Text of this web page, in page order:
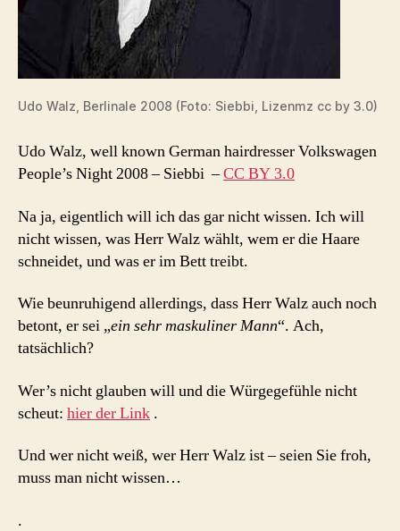
Udo Walz, Berlinale 2008 (Foto: Siebbi, Lizenmz cc by 3.0)
Udo Walz, well known German hairdresser Volkswagen
People’s Night 2008–Siebbi –CC BY 3.0
Na ja, eigentlich will ich das gar nicht wissen. Ich will
nicht wissen, was Herr Walz wählt, wem er die Haare
schneidet, und was er im Bett treibt.
Wie beunruhigend allerdings, dass Herr Walz auch noch
betont, er sei „ein sehr maskuliner Mann“. Ach,
tatsächlich?
Wer’s nicht glauben will und die Würgegefühle nicht
scheut: hier der Link .
Und wer nicht weiß, wer Herr Walz ist – seien Sie froh,
muss man nicht wissen…
.